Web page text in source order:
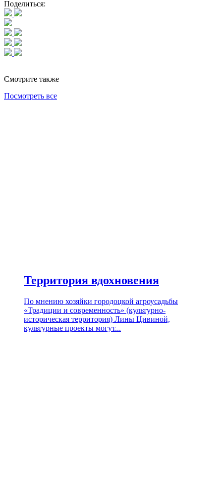
Поделиться:
Смотрите также
Посмотреть все
Территория вдохновения
По мнению хозяйки городоцкой агроусадьбы
«Традиции и современность» (культурно-
историческая территория) Лины Цивиной,
культурные проекты могут...